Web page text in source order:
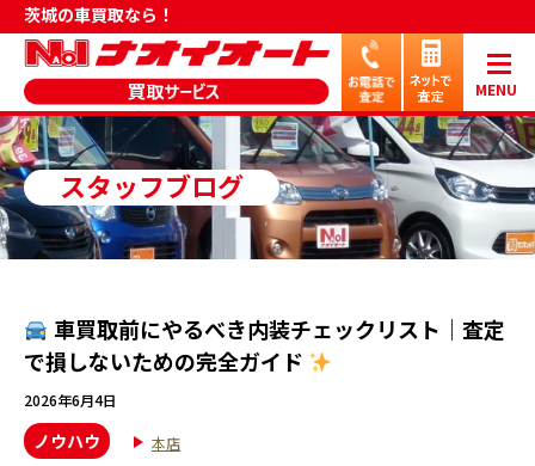
茨城の車買取なら！
MENU
スタッフブログ
車買取前にやるべき内装チェックリスト｜査定
で損しないための完全ガイド
2026年6月4日
ノウハウ 本店